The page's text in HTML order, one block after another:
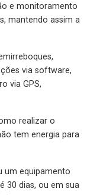
e monitoramento
mantendo assim a
via software,
via GPS,
realizar o
tem energia para
um equipamento
30 dias, ou em sua